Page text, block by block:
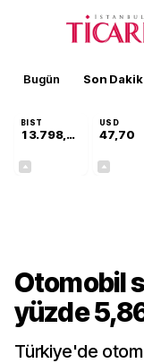
Bugün Son
BIST
13.798,82
USD
47,70
Otomobil
yüzde
Türkiye'de